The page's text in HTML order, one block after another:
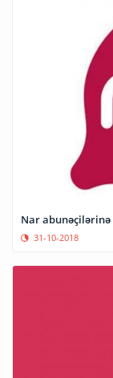
31-10-2018